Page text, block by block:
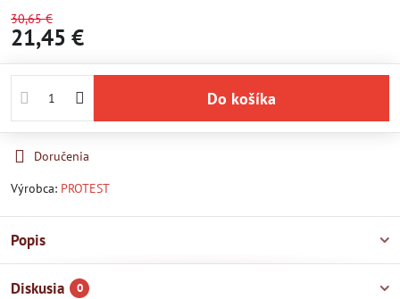
30,65 €
21,45 €
Do košíka
Doručenia
Výrobca: PROTEST
Popis
Diskusia 0